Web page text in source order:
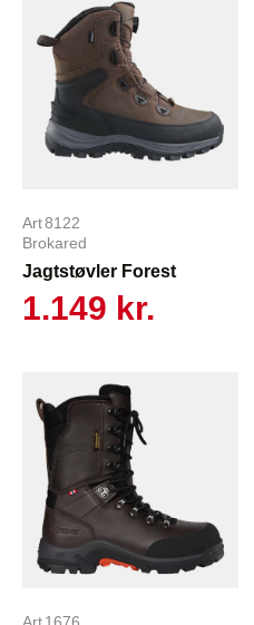
Jagtstøvler Forest
Brokared
8122
1.149 kr.